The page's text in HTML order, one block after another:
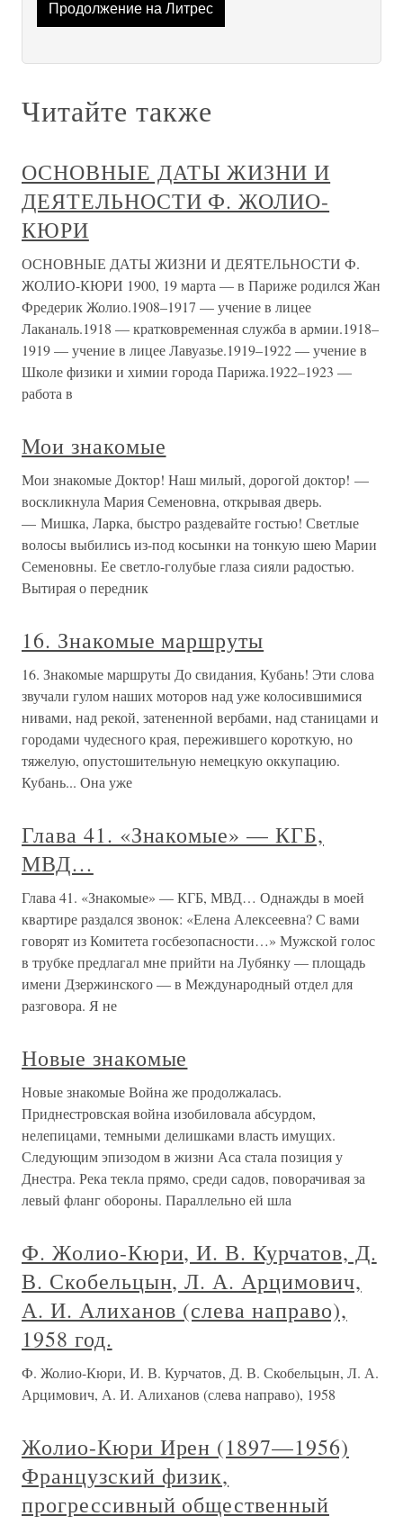
Продолжение на Литрес
Читайте также
ОСНОВНЫЕ ДАТЫ ЖИЗНИ И
ДЕЯТЕЛЬНОСТИ Ф. ЖОЛИО-
КЮРИ
ОСНОВНЫЕ ДАТЫ ЖИЗНИ И ДЕЯТЕЛЬНОСТИ Ф.
ЖОЛИО-КЮРИ 1900, 19 марта — в Париже родился Жан
Фредерик Жолио.1908–1917 — учение в лицее
Лаканаль.1918 — кратковременная служба в армии.1918–
1919 — учение в лицее Лавуазье.1919–1922 — учение в
Школе физики и химии города Парижа.1922–1923 —
работа в
Мои знакомые
Мои знакомые Доктор! Наш милый, дорогой доктор! —
воскликнула Мария Семеновна, открывая дверь.
— Мишка, Ларка, быстро раздевайте гостью! Светлые
волосы выбились из-под косынки на тонкую шею Марии
Семеновны. Ее светло-голубые глаза сияли радостью.
Вытирая о передник
16. Знакомые маршруты
16. Знакомые маршруты До свидания, Кубань! Эти слова
звучали гулом наших моторов над уже колосившимися
нивами, над рекой, затененной вербами, над станицами и
городами чудесного края, пережившего короткую, но
тяжелую, опустошительную немецкую оккупацию.
Кубань... Она уже
Глава 41. «Знакомые» — КГБ,
МВД…
Глава 41. «Знакомые» — КГБ, МВД… Однажды в моей
квартире раздался звонок: «Елена Алексеевна? С вами
говорят из Комитета госбезопасности…» Мужской голос
в трубке предлагал мне прийти на Лубянку — площадь
имени Дзержинского — в Международный отдел для
разговора. Я не
Новые знакомые
Новые знакомые Война же продолжалась.
Приднестровская война изобиловала абсурдом,
нелепицами, темными делишками власть имущих.
Следующим эпизодом в жизни Аса стала позиция у
Днестра. Река текла прямо, среди садов, поворачивая за
левый фланг обороны. Параллельно ей шла
Ф. Жолио-Кюри, И. В. Курчатов, Д.
В. Скобельцын, Л. А. Арцимович,
А. И. Алиханов (слева направо),
1958 год.
Ф. Жолио-Кюри, И. В. Курчатов, Д. В. Скобельцын, Л. А.
Арцимович, А. И. Алиханов (слева направо), 1958
Жолио-Кюри Ирен (1897—1956)
Французский физик,
прогрессивный общественный